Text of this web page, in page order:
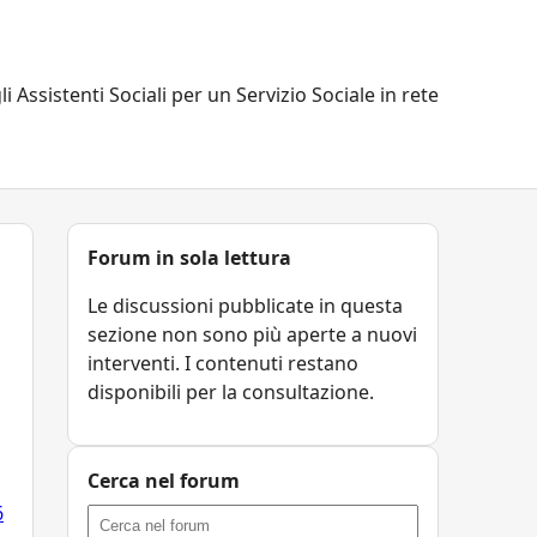
Assistenti Sociali per un Servizio Sociale in rete
Forum in sola lettura
Le discussioni pubblicate in questa
sezione non sono più aperte a nuovi
interventi. I contenuti restano
disponibili per la consultazione.
Cerca nel forum